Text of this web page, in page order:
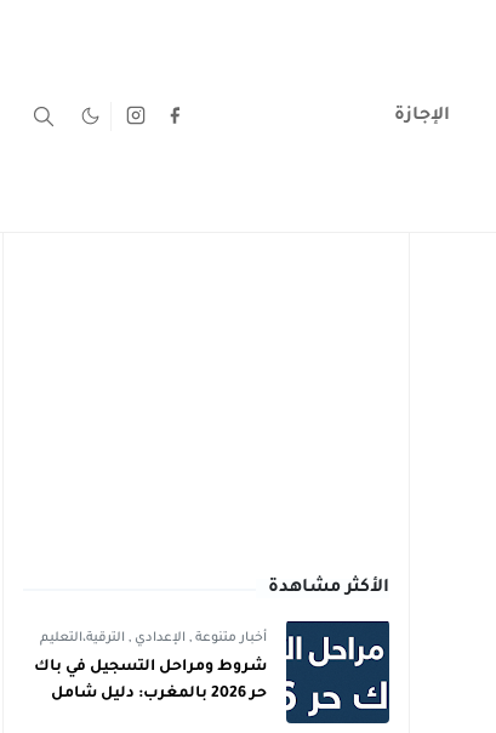
الإجازة
الأكثر مشاهدة
أخبار متنوعة, الإعدادي, الترقية،التعليم
شروط ومراحل التسجيل في باك
حر 2026 بالمغرب: دليل شامل